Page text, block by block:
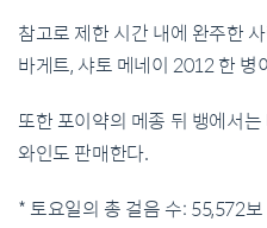
참고로 제한 시간 내에 완주한
바게트, 샤토 메네이 2012 한 병
또한 포이약의 메종 뒤 뱅에서
와인도 판매한다.
* 토요일의 총 걸음 수: 55,572보